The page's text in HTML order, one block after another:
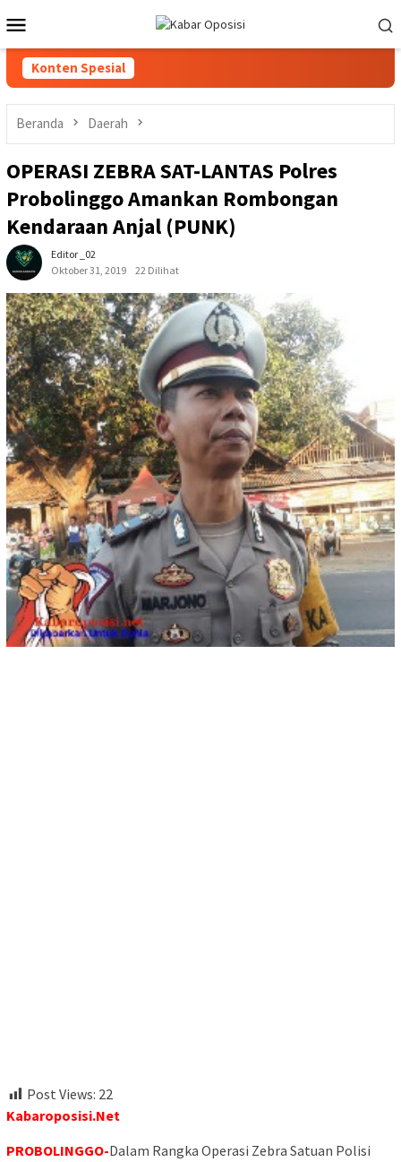
ke
kontenMobile
Konten Spesial
Beranda Daerah
OPERASI ZEBRA SAT-LANTAS Polres
Probolinggo Amankan Rombongan
Kendaraan Anjal (PUNK)
Editor _02
Oktober 31, 2019
22 Dilihat
Post Views: 22
Kabaroposisi.Net
PROBOLINGGO-Dalam Rangka Operasi Zebra Satuan Polisi